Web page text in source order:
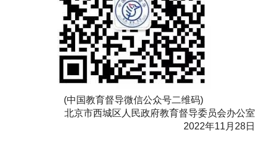
(中国教育督导微信公众号二维码)
北京市西城区人民政府教育督导委员会办公室
2022年11月28日